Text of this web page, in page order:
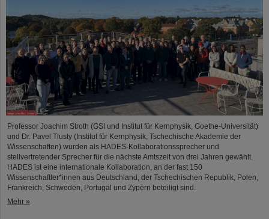
Professor Joachim Stroth (GSI und Institut für Kernphysik, Goethe-Universität)
und Dr. Pavel Tlusty (Institut für Kernphysik, Tschechische Akademie der
Wissenschaften) wurden als HADES-Kollaborationssprecher und
stellvertretender Sprecher für die nächste Amtszeit von drei Jahren gewählt.
HADES ist eine internationale Kollaboration, an der fast 150
Wissenschaftler*innen aus Deutschland, der Tschechischen Republik, Polen,
Frankreich, Schweden, Portugal und Zypern beteiligt sind.
Mehr »